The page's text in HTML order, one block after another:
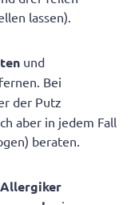
lassen).
und
Bei
der Putz
aber in jedem Fall
beraten.
Allergiker